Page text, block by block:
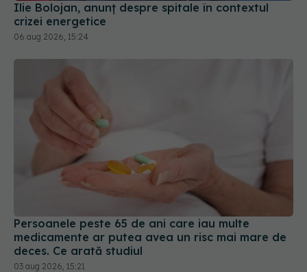
Ilie Bolojan, anunț despre spitale în contextul
crizei energetice
06 aug 2026, 15:24
Persoanele peste 65 de ani care iau multe
medicamente ar putea avea un risc mai mare de
deces. Ce arată studiul
03 aug 2026, 15:21